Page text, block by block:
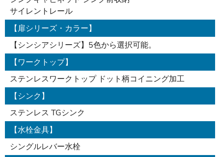
サイレントレール
【扉シリーズ・カラー】
【シンシアシリーズ】5色から選択可能。
【ワークトップ】
ステンレスワークトップ ドット柄コイニング加工
【シンク】
ステンレス TGシンク
【水栓金具】
シングルレバー水栓